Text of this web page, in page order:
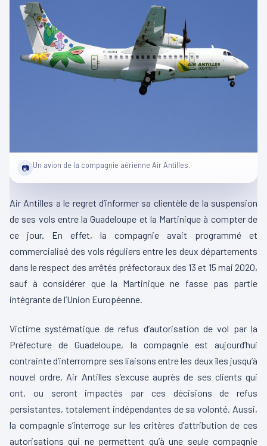
📷 Un avion de la compagnie aérienne Air Antilles.
Air Antilles a le regret d’informer sa clientèle de la suspension
de ses vols entre la Guadeloupe et la Martinique à compter de
ce jour. En effet, la compagnie avait programmé et
commercialisé des vols réguliers entre les deux départements
dans le respect des arrêtés préfectoraux des 13 et 15 mai 2020,
sauf à considérer que la Martinique ne fasse pas partie
intégrante de l’Union Européenne.
Victime systématique de refus d’autorisation de vol par la
Préfecture de Guadeloupe, la compagnie est aujourd’hui
contrainte d’interrompre ses liaisons entre les deux îles jusqu’à
nouvel ordre. Air Antilles s’excuse auprès de ses clients qui
ont, ou seront impactés par ces décisions de refus
persistantes, totalement indépendantes de sa volonté. Aussi,
la compagnie s’interroge sur les critères d’attribution de ces
autorisations qui ne permettent qu’à une seule compagnie